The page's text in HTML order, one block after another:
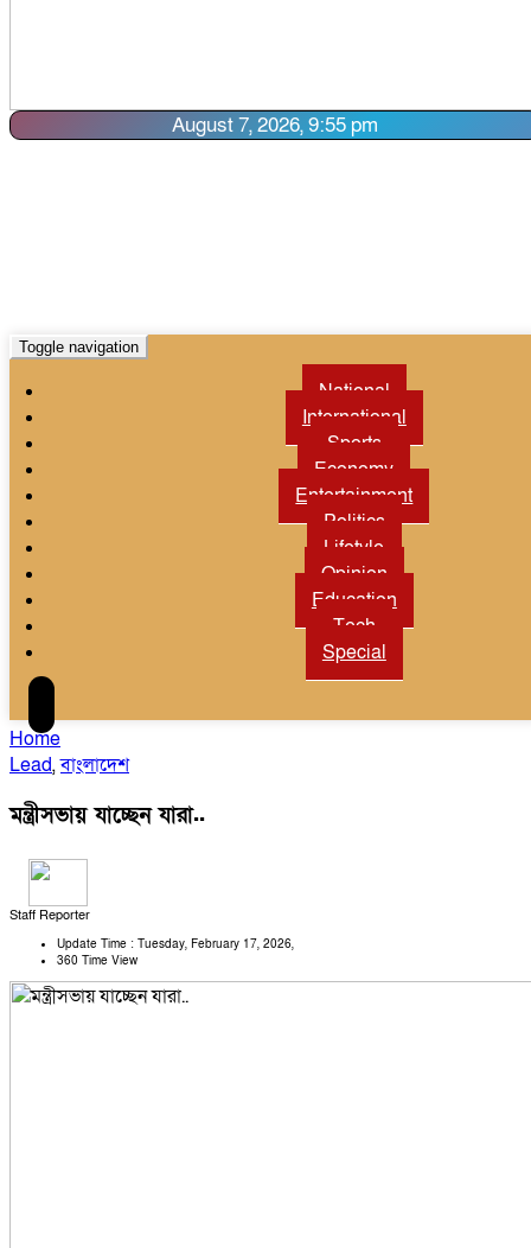
August 7, 2026, 9:55 pm
Toggle navigation
National
International
Sports
Economy
Entertainment
Politics
Lifetyle
Opinion
Education
Tech
Special
Home
Lead,বাংলাদেশ
মন্ত্রীসভায় যাচ্ছেন যারা..
Staff Reporter
Update Time : Tuesday, February 17, 2026,
360 Time View